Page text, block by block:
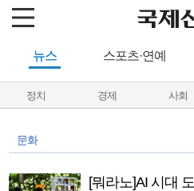
뉴스 스포츠·연예
정치 경제 사회
문화
[뭐라노]AI 시대